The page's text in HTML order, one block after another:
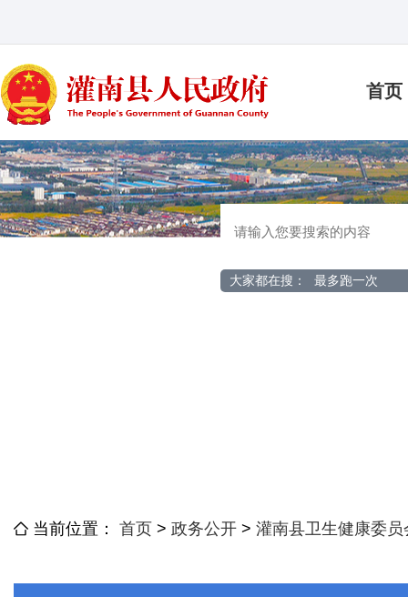
首页
大家都在搜： 最多跑一次
当前位置： 首页 > 政务公开 > 灌南县卫生健康委员